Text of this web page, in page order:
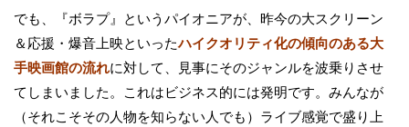
でも、『ボラプ』というパイオニアが、昨今の大スクリーン
＆応援・爆音上映といったハイクオリティ化の傾向のある大
手映画館の流れに対して、見事にそのジャンルを波乗りさせ
てしまいました。これはビジネス的には発明です。みんなが
（それこそその人物を知らない人でも）ライブ感覚で盛り上